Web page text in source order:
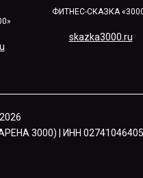
ФИТНЕС-СКАЗКА
skazka3000.ru
3000) | ИНН